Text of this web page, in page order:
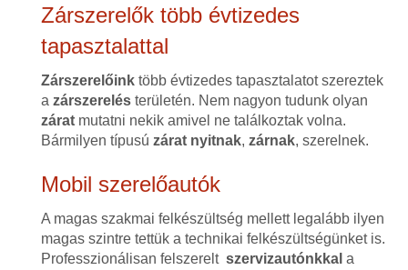
Zárszerelők több évtizedes
tapasztalattal
Zárszerelőinktöbb évtizedes tapasztalatot szereztek
a zárszerelésterületén. Nem nagyon tudunk olyan
záratmutatni nekik amivel ne találkoztak volna.
Bármilyen típusú zárat nyitnak, zárnak, szerelnek.
Mobil szerelőautók
A magas szakmai felkészültség mellett legalább ilyen
magas szintre tettük a technikai felkészültségünket is.
Professzionálisan felszerelt szervizautónkkal a